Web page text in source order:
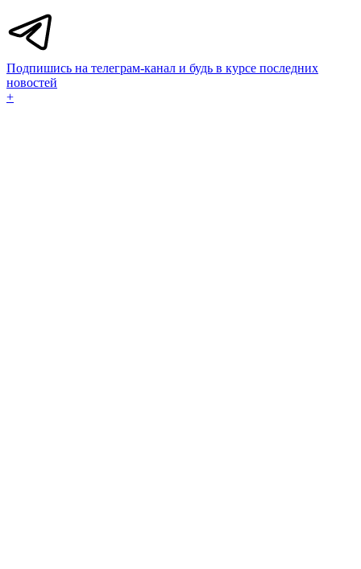
Подпишись на телеграм-канал и будь в курсе последних
новостей
+